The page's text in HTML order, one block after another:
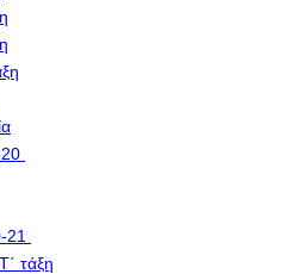
21
τάξη